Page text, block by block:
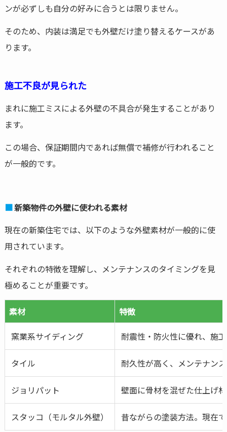
ンが必ずしも自分の好みに合うとは限りません。
そのため、内装は満足でも外壁だけ塗り替えるケースがあ
ります。
施工不良が見られた
まれに施工ミスによる外壁の不具合が発生することがあり
ます。
この場合、保証期間内であれば無償で補修が行われること
が一般的です。
新築物件の外壁に使われる素材
現在の新築住宅では、以下のような外壁素材が一般的に使
用されています。
それぞれの特徴を理解し、メンテナンスのタイミングを見
極めることが重要です。
素材 特徴
窯業系サイディング 耐震性・防火性に優れ、施
タイル 耐久性が高く、メンテナン
ジョリパット 壁面に骨材を混ぜた仕上げ
スタッコ（モルタル外壁） 昔ながらの塗装方法。現在